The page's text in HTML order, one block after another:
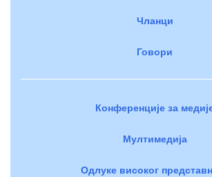
Чланци
Говори
Конференције за
Мултимедија
Одлуке високог